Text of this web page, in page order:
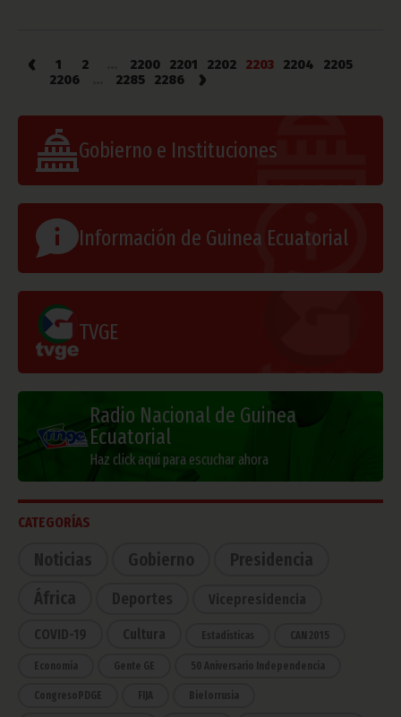
‹ 1 2 2200 2201 2202 2203 2204
2205
2206
2285 2286 ›
Gobierno e Instituciones
Información de Guinea Ecuatorial
TVGE
Radio Nacional de Guinea
Ecuatorial
Haz click aquí para escuchar ahora
CATEGORÍAS
Noticias Gobierno
Presidencia
África
Deportes Vicepresidencia
COVID-19 Cultura Estadísticas CAN 2015
Economía Gente GE 50 Aniversario Independencia
CongresoPDGE FIJA Bielorrusia